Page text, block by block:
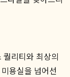
리티와 최상의
용실을 넘어선